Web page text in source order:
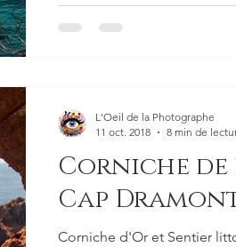
Corniche
Cap
Corniche d'Or et Sentier
L'Oeil de la Photographe
11 oct. 2018
8 min de